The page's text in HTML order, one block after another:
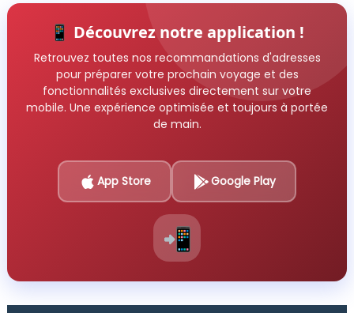
📱 Découvrez notre application !
Retrouvez toutes nos recommandations d'adresses
pour préparer votre prochain voyage et des
fonctionnalités exclusives directement sur votre
mobile. Une expérience optimisée et toujours à portée
de main.
App Store Google Play
📲